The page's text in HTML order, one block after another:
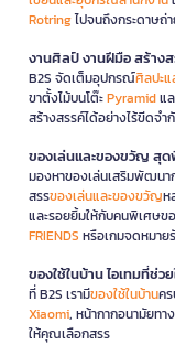
Rotringไปจนถึงกระดาษถ่
งานศิลป์ งานฝีมือ สร้าง
B2S จัดเต็มอุปกรณ์ศิลปะ
ขาตั้งไม้บนโต๊ะPyramidแ
สร้างสรรค์ได้อย่างไร้ขีดจำ
ของเล่นและของขวัญ สุ
มองหาของเล่นเสริมพัฒนา
สรรของเล่นและของขวัญห
และรอยยิ้มให้กับคนพิเศษข
FRIENDS หรือเกมจดหมาย
ของใช้ในบ้าน ไอเทมที่ช่
ที่ B2S เรามีของใช้ในบ้านค
Xiaomi, หน้ากากอนามัยทา
ให้คุณเลือกสรร